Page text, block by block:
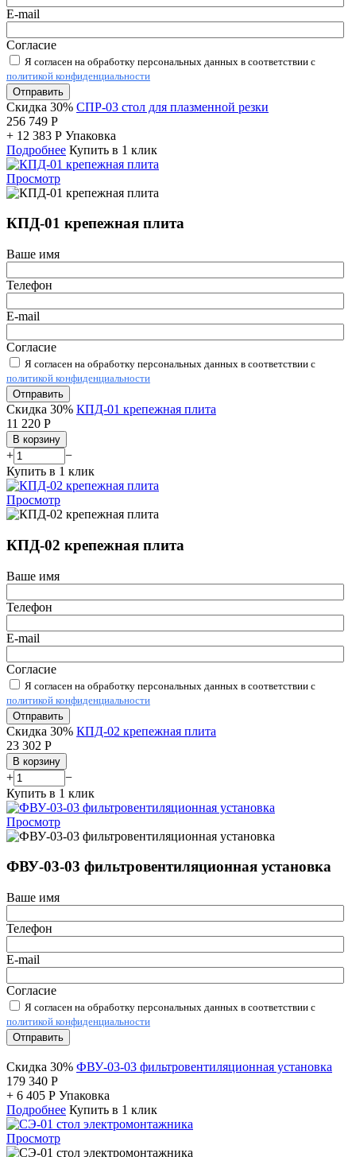
E-mail
Согласие
Я согласен на обработку персональных данных в соответствии с
политикой конфиденциальности
Отправить
Скидка 30% СПР-03 стол для плазменной резки
256 749 Р
+ 12 383 Р Упаковка
Подробнее Купить в 1 клик
Просмотр
КПД-01 крепежная плита
Ваше имя
Телефон
E-mail
Согласие
Я согласен на обработку персональных данных в соответствии с
политикой конфиденциальности
Отправить
Скидка 30% КПД-01 крепежная плита
11 220 Р
В корзину
+
−
Купить в 1 клик
Просмотр
КПД-02 крепежная плита
Ваше имя
Телефон
E-mail
Согласие
Я согласен на обработку персональных данных в соответствии с
политикой конфиденциальности
Отправить
Скидка 30% КПД-02 крепежная плита
23 302 Р
В корзину
+
−
Купить в 1 клик
Просмотр
ФВУ-03-03 фильтровентиляционная установка
Ваше имя
Телефон
E-mail
Согласие
Я согласен на обработку персональных данных в соответствии с
политикой конфиденциальности
Отправить
Скидка 30% ФВУ-03-03 фильтровентиляционная установка
179 340 Р
+ 6 405 Р Упаковка
Подробнее Купить в 1 клик
Просмотр